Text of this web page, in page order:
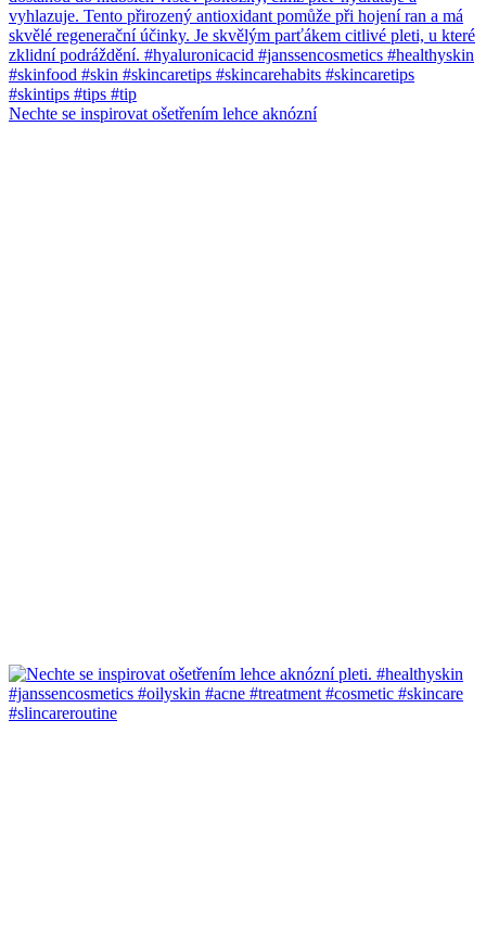
Nechte se inspirovat ošetřením lehce aknózní